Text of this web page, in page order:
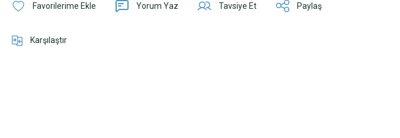
Yorum Yaz Tavsiye Et Paylaş
Karşılaştır